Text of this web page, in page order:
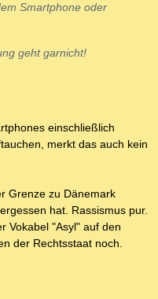
Smartphone oder
geht garnicht!
einschließlich
merkt das auch kein
Grenze zu Dänemark
hat. Rassismus pur.
Vokabel "Asyl" auf den
der Rechtsstaat noch.